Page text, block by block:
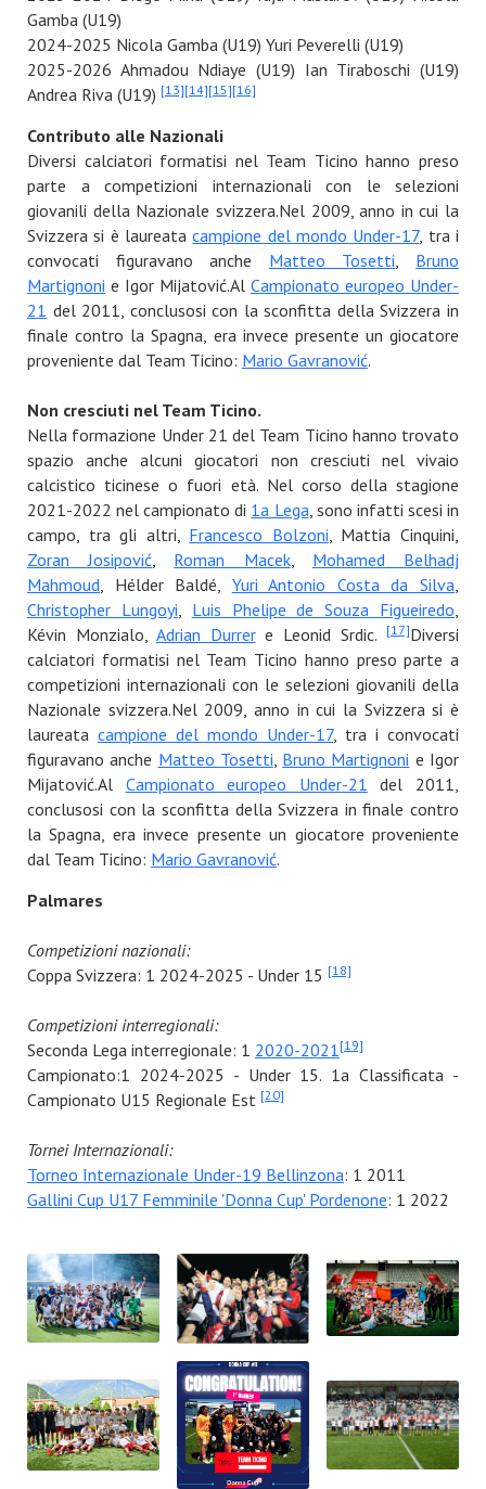
Gamba (U19)
2024-2025 Nicola Gamba (U19) Yuri Peverelli (U19)
2025-2026 Ahmadou Ndiaye (U19) Ian Tiraboschi (U19)
Andrea Riva (U19) [13][14][15][16]
Contributo alle Nazionali
Diversi calciatori formatisi nel Team Ticino hanno preso
parte a competizioni internazionali con le selezioni
giovanili della Nazionale svizzera.Nel 2009, anno in cui la
Svizzera si è laureatacampione del mondo Under-17, tra i
convocati figuravano anche Matteo Tosetti
Bruno
Martignoni e Igor Mijatović.Al Campionato europeo Under-
21 del 2011, conclusosi con la sconfitta della Svizzera in
finale contro la Spagna, era invece presente un giocatore
proveniente dal Team Ticino: Mario Gavranović.
Non cresciuti nel Team Ticino.
Nella formazione Under 21 del Team Ticino hanno trovato
spazio anche alcuni giocatori non cresciuti nel vivaio
calcistico ticinese o fuori età. Nel corso della stagione
2021-2022 nel campionato di 1a Lega , sono infatti scesi in
campo, tra gli altri, Francesco Bolzoni , Mattia Cinquini,
Zoran Josipović
Roman Macek, Mohamed Belhadj
Mahmoud , Hélder Baldé, Yuri Antonio Costa da Silva
Christopher Lungoyi
Luis Phelipe de Souza Figueiredo
Kévin Monzialo, Adrian Durrere Leonid Srdic. [17]Diversi
calciatori formatisi nel Team Ticino hanno preso parte a
competizioni internazionali con le selezioni giovanili della
Nazionale svizzera.Nel 2009, anno in cui la Svizzera si è
laureata campione del mondo Under-17, tra i convocati
figuravano anche Matteo Tosetti Bruno Martignoni e Igor
Mijatović.Al Campionato europeo Under-21 del 2011,
conclusosi con la sconfitta della Svizzera in finale contro
la Spagna, era invece presente un giocatore proveniente
dal Team Ticino: Mario Gavranović.
Palmares
Competizioni nazionali:
Coppa Svizzera: 1 2024-2025 - Under 15 [18]
Competizioni interregionali:
Seconda Lega interregionale: 1 2020-2021[19]
Campionato:1 2024-2025 - Under 15. 1a Classificata -
Campionato U15 Regionale Est [20]
Tornei Internazionali:
Torneo Internazionale Under-19 Bellinzona: 1 2011
Gallini Cup U17 Femminile 'Donna Cup' Pordenone: 1 2022